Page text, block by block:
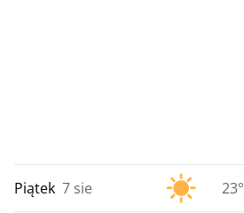
Piątek 7 sie 23°